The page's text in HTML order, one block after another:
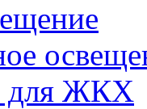
для ЖКХ